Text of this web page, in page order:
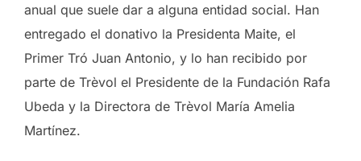
anual que suele dar a alguna entidad social. Han
entregado el donativo la Presidenta Maite, el
Primer Tró Juan Antonio, y lo han recibido por
parte de Trèvol el Presidente de la Fundación Rafa
Ubeda y la Directora de Trèvol María Amelia
Martínez.